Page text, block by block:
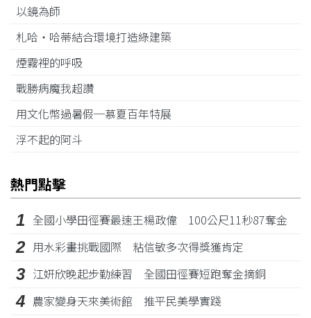
以鏡為師
札哈‧哈蒂結合環境打造綠建築
煙霧裡的呼吸
戰勝病魔我超讚
用文化幣過暑假─慕夏百年特展
浮不起的阿斗
熱門點擊
1 全國小學田徑賽最速王楊政偉 100公尺11秒87奪金
2 用水彩畫挑戰國際 粘信敏多次得獎獲肯定
3 江姸欣晚起步勤練習 全國田徑賽短跑奪金摘銅
4 農家變身天來美術館 推平民美學實踐